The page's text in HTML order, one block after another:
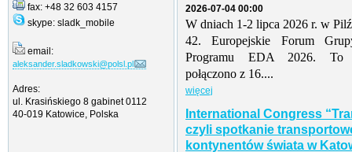
fax: +48 32 603 4157
skype: sladk_mobile
email:
aleksander.sladkowski@polsl.pl
Adres:
ul. Krasińskiego 8 gabinet 0112
40-019 Katowice, Polska
2026-07-04 00:00
W dniach 1-2 lipca 2026 r. w
42. Europejskie Forum
Programu EDA 2026. To
połączono z 16....
więcej
International Congress
czyli spotkanie
kontynentów świata w